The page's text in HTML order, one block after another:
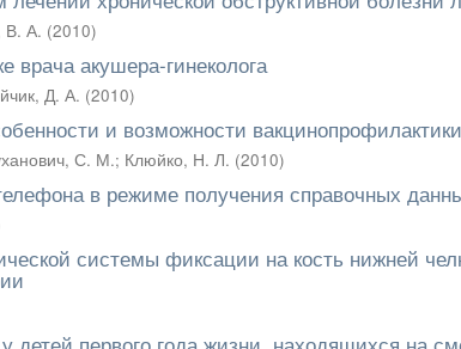
В. А. (2010)
врача акушера-гинеколога
Д. А. (2010)
и возможности вакцинопрофилактики
С. М.; Клюйко, Н. Л. (2010)
в режиме получения справочных
системы фиксации на кость нижней